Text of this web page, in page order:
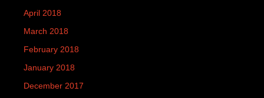
April 2018
March 2018
February 2018
January 2018
December 2017